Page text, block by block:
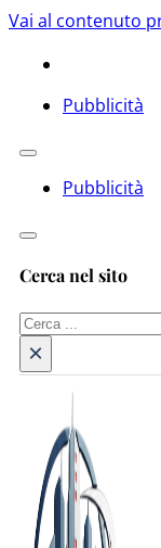
Vai al contenuto
Pubblicità
Pubblicità
Cerca nel sito
Cerca
×